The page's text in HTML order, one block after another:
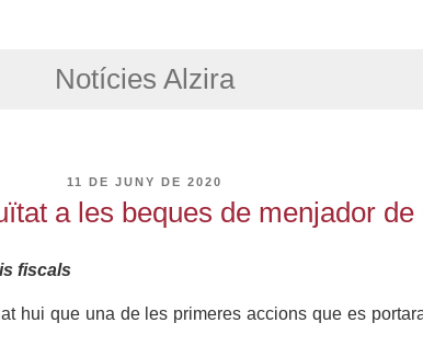
Notícies Alzira
PUBLICAT
11 DE JUNY DE 2020
a les beques de menjador
fiscals
hui que una de les primeres accions que es